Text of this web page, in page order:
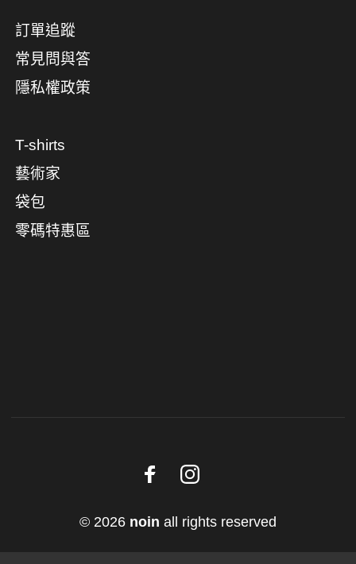
訂單追蹤
常見問與答
隱私權政策
T-shirts
藝術家
袋包
零碼特惠區
© 2026 noin all rights reserved